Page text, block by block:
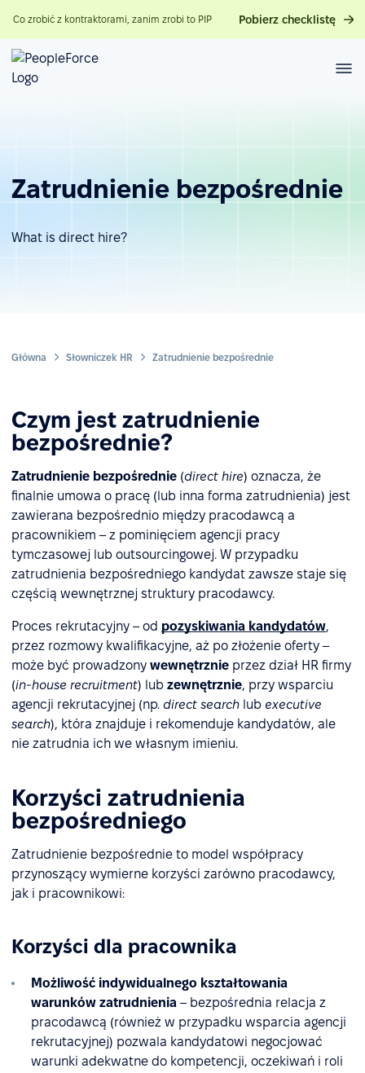
Co zrobić z kontraktorami, zanim zrobi to PIP Pobierz checklistę
Zatrudnienie bezpośrednie
What is direct hire?
Główna Słowniczek HR Zatrudnienie bezpośrednie
Czym jest zatrudnienie
bezpośrednie?
Zatrudnienie bezpośrednie (direct hire) oznacza, że
finalnie umowa o pracę (lub inna forma zatrudnienia) jest
zawierana bezpośrednio między pracodawcą a
pracownikiem – z pominięciem agencji pracy
tymczasowej lub outsourcingowej. W przypadku
zatrudnienia bezpośredniego kandydat zawsze staje się
częścią wewnętrznej struktury pracodawcy.
Proces rekrutacyjny – od pozyskiwania kandydatów,
przez rozmowy kwalifikacyjne, aż po złożenie oferty –
może być prowadzony wewnętrznie przez dział HR firmy
(in-house recruitment) lub zewnętrznie, przy wsparciu
agencji rekrutacyjnej (np. direct search lub executive
search), która znajduje i rekomenduje kandydatów, ale
nie zatrudnia ich we własnym imieniu.
Korzyści zatrudnienia
bezpośredniego
Zatrudnienie bezpośrednie to model współpracy
przynoszący wymierne korzyści zarówno pracodawcy,
jak i pracownikowi:
Korzyści dla pracownika
Możliwość indywidualnego kształtowania
warunków zatrudnienia – bezpośrednia relacja z
pracodawcą (również w przypadku wsparcia agencji
rekrutacyjnej) pozwala kandydatowi negocjować
warunki adekwatne do kompetencji, oczekiwań i roli